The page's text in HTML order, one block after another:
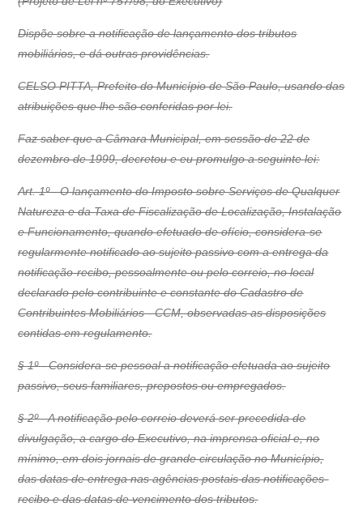
Dispõe sobre a notificação de lançamento dos tributos
mobiliários, e dá outras providências.
CELSO PITTA, Prefeito do Município de São Paulo, usando das
atribuições que lhe são conferidas por lei.
Faz saber que a Câmara Municipal, em sessão de 22 de
dezembro de 1999, decretou e eu promulgo a seguinte lei:
Art. 1º - O lançamento do Imposto sobre Serviços de Qualquer
Natureza e da Taxa de Fiscalização de Localização, Instalação
e Funcionamento, quando efetuado de ofício, considera-se
regularmente notificado ao sujeito passivo com a entrega da
notificação-recibo, pessoalmente ou pelo correio, no local
declarado pelo contribuinte e constante do Cadastro de
Contribuintes Mobiliários - CCM, observadas as disposições
contidas em regulamento.
§ 1º - Considera-se pessoal a notificação efetuada ao sujeito
passivo, seus familiares, prepostos ou empregados.
§ 2º - A notificação pelo correio deverá ser precedida de
divulgação, a cargo do Executivo, na imprensa oficial e, no
mínimo, em dois jornais de grande circulação no Município,
das datas de entrega nas agências postais das notificações-
recibo e das datas de vencimento dos tributos.